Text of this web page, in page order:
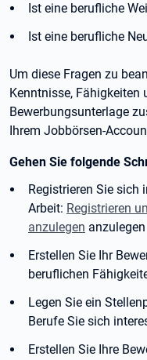
Ist eine berufliche
Ist eine berufliche
Um diese Fragen zu
Kenntnisse, Fähigkeiten
Bewerbungsunterlage
Ihrem Jobbörsen-
Gehen Sie folgende
Registrieren Sie sich
Arbeit: Registrieren
anzulegen anzulegen
Erstellen Sie Ihr
beruflichen
Legen Sie ein
Berufe Sie sich
Erstellen Sie Ihre